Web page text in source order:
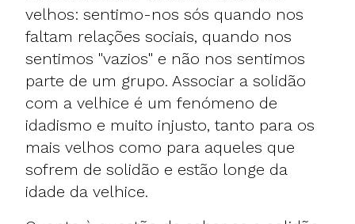
velhos: sentimo-nos sós quando nos
faltam relações sociais, quando nos
sentimos "vazios" e não nos sentimos
parte de um grupo. Associar a solidão
com a velhice é um fenómeno de
idadismo e muito injusto, tanto para os
mais velhos como para aqueles que
sofrem de solidão e estão longe da
idade da velhice.